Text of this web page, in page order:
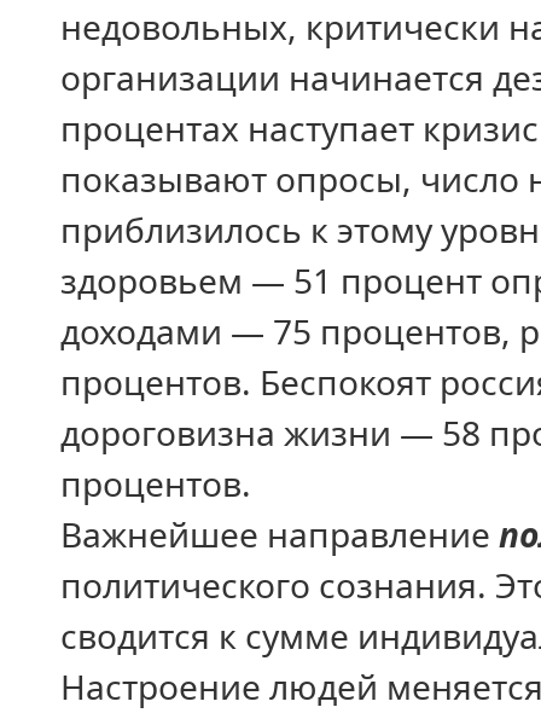
недовольных, критически
организации начинается
процентах наступает
показывают опросы,
приблизилось к этому
здоровьем — 51 процент
доходами — 75 процентов,
процентов. Беспокоят
дороговизна жизни — 58
процентов.
Важнейшее направление
политического сознания.
сводится к сумме
Настроение людей